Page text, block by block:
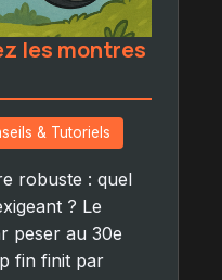
les montres
& Tutoriels
robuste : quel
? Le
peser au 30e
fin finit par